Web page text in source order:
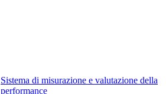
Sistema di misurazione e valutazione della
performance